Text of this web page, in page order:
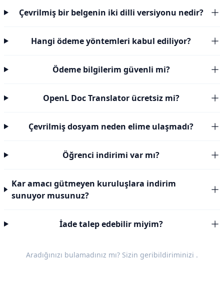
Çevrilmiş bir belgenin iki dilli versiyonu nedir?
Hangi ödeme yöntemleri kabul ediliyor?
Ödeme bilgilerim güvenli mi?
OpenL Doc Translator ücretsiz mi?
Çevrilmiş dosyam neden elime ulaşmadı?
Öğrenci indirimi var mı?
Kar amacı gütmeyen kuruluşlara indirim
sunuyor musunuz?
İade talep edebilir miyim?
Aradığınızı bulamadınız mı? Sizin geribildiriminizi .